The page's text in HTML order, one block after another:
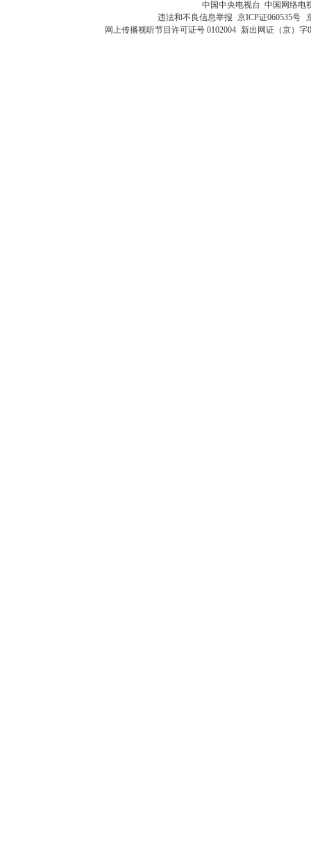
中国中央电视台 中国网络电
违法和不良信息举报 京ICP证060535号
网上传播视听节目许可证号 0102004 新出网证（京）